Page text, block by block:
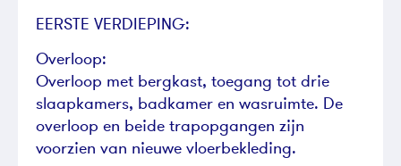
EERSTE VERDIEPING:
Overloop:
Overloop met bergkast, toegang tot drie
slaapkamers, badkamer en wasruimte. De
overloop en beide trapopgangen zijn
voorzien van nieuwe vloerbekleding.